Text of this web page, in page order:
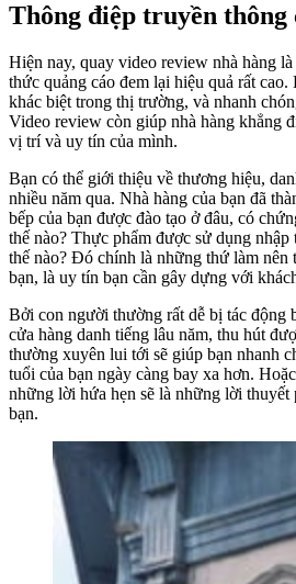
Thông điệp truyền thông
Hiện nay, quay video review nhà hàng
thức quảng cáo đem lại hiệu quả rất
khác biệt trong thị trường, và nhanh
Video review còn giúp nhà hàng khẳng
vị trí và uy tín của mình.
Bạn có thể giới thiệu về thương hiệu,
nhiều năm qua. Nhà hàng của bạn đã
bếp của bạn được đào tạo ở đâu, có
thế nào? Thực phẩm được sử dụng
thế nào? Đó chính là những thứ làm nên
bạn, là uy tín bạn cần gây dựng với
Bởi con người thường rất dễ bị tác động
cửa hàng danh tiếng lâu năm, thu hút
thường xuyên lui tới sẽ giúp bạn nhanh
tuổi của bạn ngày càng bay xa hơn.
những lời hứa hẹn sẽ là những lời thuyết
bạn.